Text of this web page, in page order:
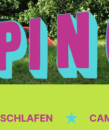
SCHLAFEN ★